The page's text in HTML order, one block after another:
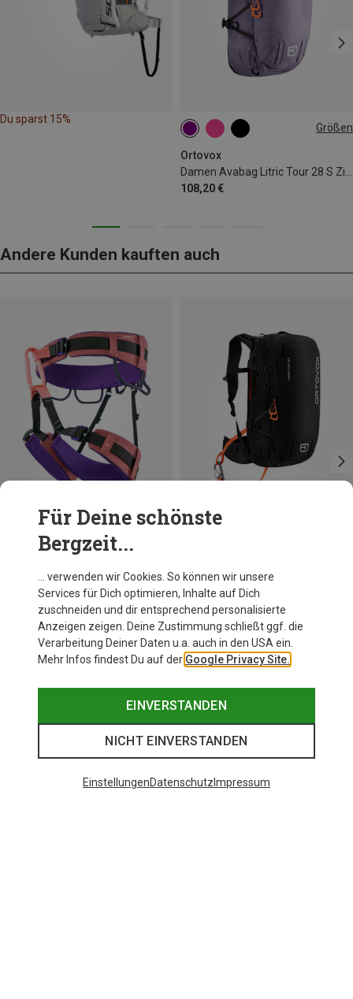
Du sparst 15%
Größen
Ortovox
108,20 €
28L
Andere Kunden kauften auch
Du sparst 10%
Ortovox
1 149,95 €
Für Deine schönste
Bergzeit...
… verwenden wir Cookies. So können wir unsere
Services für Dich optimieren, Inhalte auf Dich
zuschneiden und dir entsprechend personalisierte
Anzeigen zeigen. Deine Zustimmung schließt ggf. die
Verarbeitung Deiner Daten u.a. auch in den USA ein.
Mehr Infos findest Du auf der Google Privacy Site.
EINVERSTANDEN
NICHT EINVERSTANDEN
EinstellungenDatenschutz Impressum